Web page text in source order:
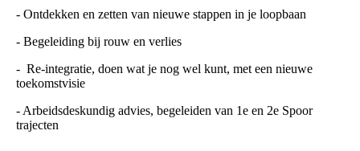
- Ontdekken en zetten van nieuwe stappen in je loopbaan
- Begeleiding bij rouw en verlies
- Re-integratie, doen wat je nog wel kunt, met een nieuwe
toekomstvisie
- Arbeidsdeskundig advies, begeleiden van 1e en 2e Spoor
trajecten